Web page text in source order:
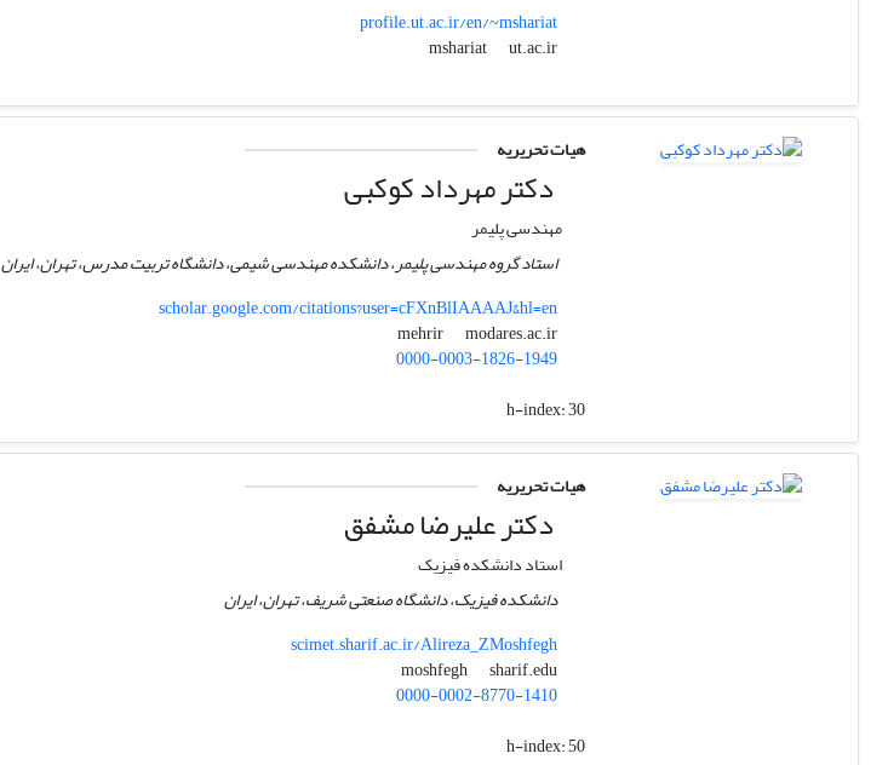
profile.ut.ac.ir/en/~mshariat
mshariat
ut.ac.ir
هیات تحریریه
دکتر مهرداد کوکبی
مهندسی پلیمر
استاد گروه مهندسی پلیمر، دانشکده مهندسی شیمی، دانشگاه تربیت مدرس، تهران، ایران
scholar.google.com/citations?user=cFXnBlIAAAAJ&hl=en
mehrir
modares.ac.ir
0000-0003-1826-1949
h-index:30
هیات تحریریه
دکتر علیرضا مشفق
استاد دانشکده فیزیک
دانشکده فیزیک، دانشگاه صنعتی شریف، تهران، ایران
scimet.sharif.ac.ir/Alireza_ZMoshfegh
moshfegh
sharif.edu
0000-0002-8770-1410
h-index:50